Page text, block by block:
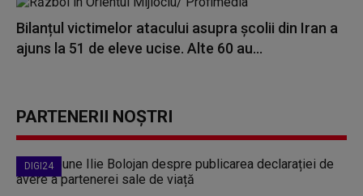
Bilanțul victimelor atacului asupra școlii din Iran a
ajuns la 51 de eleve ucise. Alte 60 au...
PARTENERII NOȘTRI
DIGI24